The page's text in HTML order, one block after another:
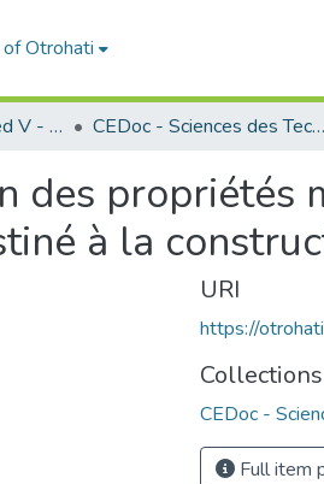
Otrohati
Université Mohammed V - Rabat CEDoc - Sciences des Technologies de l’Information et de l’Ingénieur
des propriétés
à la
URI
https://
Collections
CEDoc -
Full item